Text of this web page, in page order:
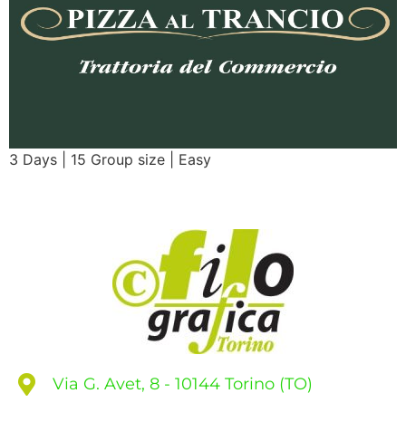
3 Days | 15 Group size | Easy
Via G. Avet, 8 - 10144 Torino (TO)